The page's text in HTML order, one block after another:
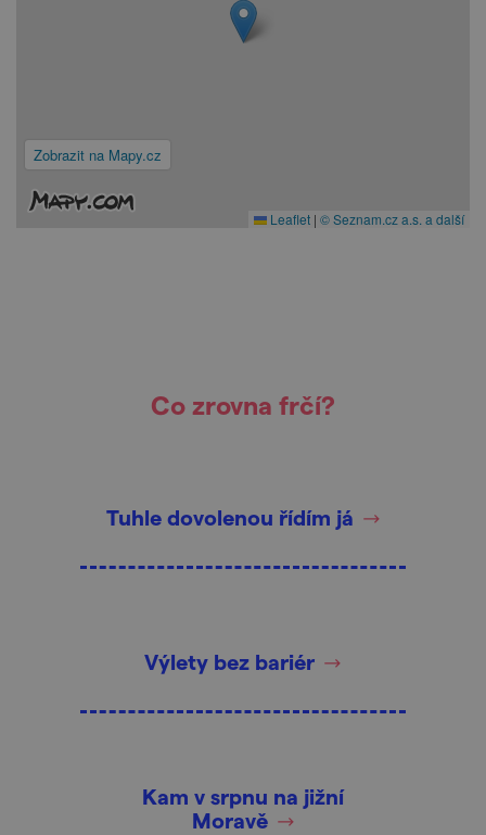
Zobrazit na Mapy.cz
Leaflet | © Seznam.cz a.s. a další
Co zrovna frčí?
Tuhle dovolenou řídím já
Výlety bez bariér
Kam v srpnu na jižní
Moravě